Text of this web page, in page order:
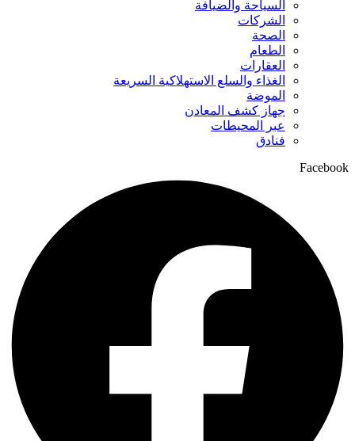
السياحة والضيافة
الشركات
الصحة
الطعام
العقارات
الغذاء والسلع الاستهلاكية السريعة
الموضة
جهاز كشف المعادن
عبر المحيطات
فنادق
Facebook